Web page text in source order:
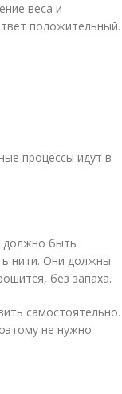
веса и
положительный.
процессы идут в
должно быть
нити. Они должны
без запаха.
самостоятельно.
не нужно